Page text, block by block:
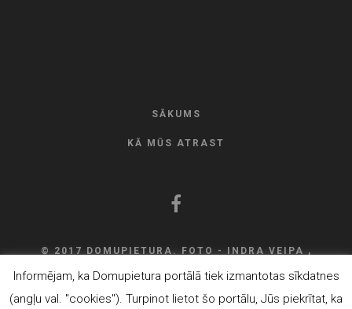
SĀKUMS
KĀ MŪS ATRAST
© 2017 DOMUPIETURA. FOTO - INDRA VEIPA ,
Informējam, ka Domupietura portālā tiek izmantotas sīkdatnes
(angļu val. "cookies"). Turpinot lietot šo portālu, Jūs piekrītat, ka